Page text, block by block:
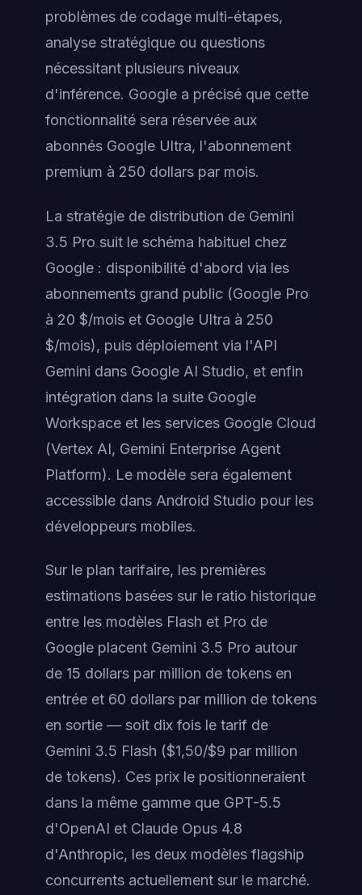
problèmes de codage multi-étapes,
analyse stratégique ou questions
nécessitant plusieurs niveaux
d'inférence. Google a précisé que cette
fonctionnalité sera réservée aux
abonnés Google Ultra, l'abonnement
premium à 250 dollars par mois.
La stratégie de distribution de Gemini
3.5 Pro suit le schéma habituel chez
Google : disponibilité d'abord via les
abonnements grand public (Google Pro
à 20 $/mois et Google Ultra à 250
$/mois), puis déploiement via l'API
Gemini dans Google AI Studio, et enfin
intégration dans la suite Google
Workspace et les services Google Cloud
(Vertex AI, Gemini Enterprise Agent
Platform). Le modèle sera également
accessible dans Android Studio pour les
développeurs mobiles.
Sur le plan tarifaire, les premières
estimations basées sur le ratio historique
entre les modèles Flash et Pro de
Google placent Gemini 3.5 Pro autour
de 15 dollars par million de tokens en
entrée et 60 dollars par million de tokens
en sortie — soit dix fois le tarif de
Gemini 3.5 Flash ($1,50/$9 par million
de tokens). Ces prix le positionneraient
dans la même gamme que GPT-5.5
d'OpenAI et Claude Opus 4.8
d'Anthropic, les deux modèles flagship
concurrents actuellement sur le marché.